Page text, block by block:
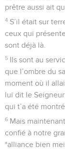
prêtre aussi ait
4 S’il était sur
ceux qui
sont déjà là.
5 Ils sont au
que l’ombre du
moment où il
lui dit le
qui t’a été
6 Mais
confié à notre
*alliance bien